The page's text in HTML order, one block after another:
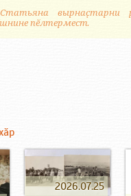
вырнаҫтарни
пӗлтермест.
2026.07.25